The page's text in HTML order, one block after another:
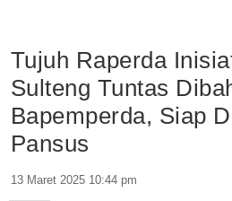
Tujuh Raperda
Sulteng Tuntas
Bapemperda, Siap
Pansus
13 Maret 2025 10:44 pm